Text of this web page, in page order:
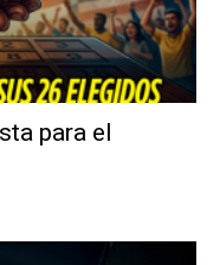
para el